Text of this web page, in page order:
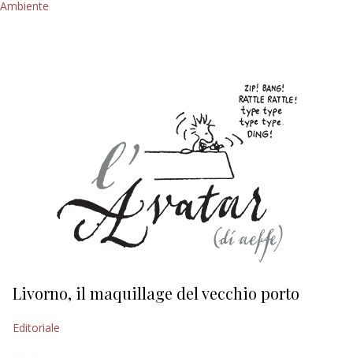
Ambiente
Livorno, il maquillage del vecchio porto
Editoriale